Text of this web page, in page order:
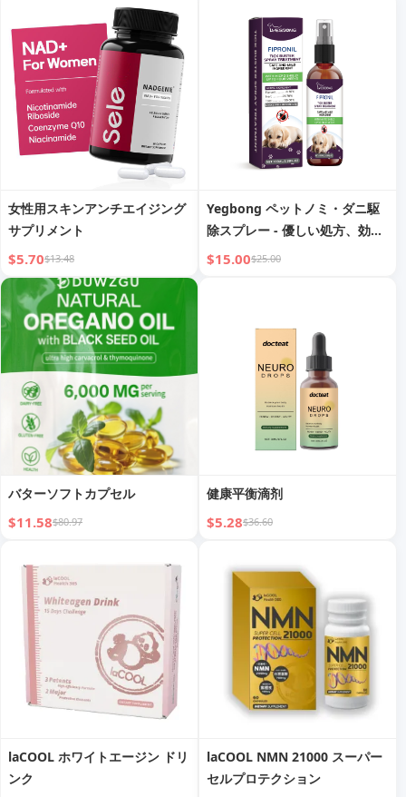
女性用スキンアンチエイジング
サプリメント
$5.70$13.48
Yegbong ペットノミ・ダニ駆
除スプレー - 優しい処方、効果
的な保護、ペットの健康をケア
$15.00$25.00
バターソフトカプセル
$11.58$80.97
健康平衡滴剂
$5.28$36.60
laCOOL ホワイトエージン ドリ
ンク
laCOOL NMN 21000 スーパー
セルプロテクション